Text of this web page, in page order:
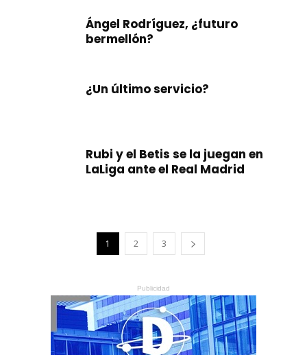
Ángel Rodríguez, ¿futuro
bermellón?
¿Un último servicio?
Rubi y el Betis se la juegan en
LaLiga ante el Real Madrid
1 2 3
Publicidad